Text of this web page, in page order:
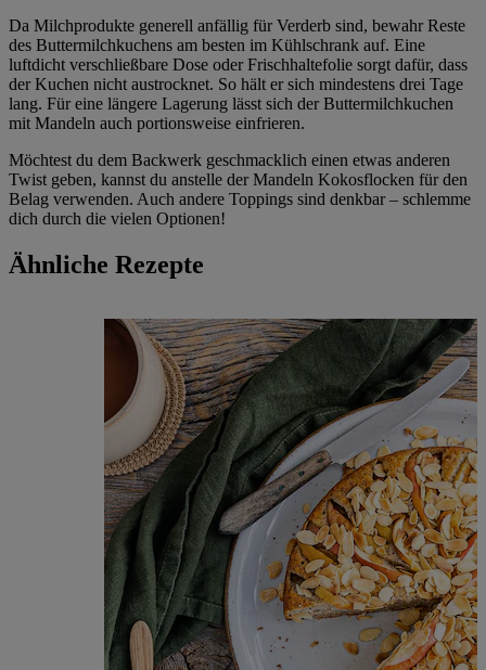
Da Milchprodukte generell anfällig für Verderb sind, bewahr Reste
des Buttermilchkuchens am besten im Kühlschrank auf. Eine
luftdicht verschließbare Dose oder Frischhaltefolie sorgt dafür, dass
der Kuchen nicht austrocknet. So hält er sich mindestens drei Tage
lang. Für eine längere Lagerung lässt sich der Buttermilchkuchen
mit Mandeln auch portionsweise einfrieren.
Möchtest du dem Backwerk geschmacklich einen etwas anderen
Twist geben, kannst du anstelle der Mandeln Kokosflocken für den
Belag verwenden. Auch andere Toppings sind denkbar – schlemme
dich durch die vielen Optionen!
Ähnliche Rezepte